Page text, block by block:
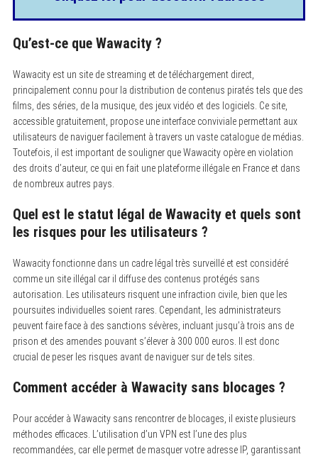
Qu’est-ce que Wawacity ?
Wawacity est un site de streaming et de téléchargement direct,
principalement connu pour la distribution de contenus piratés tels que des
films, des séries, de la musique, des jeux vidéo et des logiciels. Ce site,
accessible gratuitement, propose une interface conviviale permettant aux
utilisateurs de naviguer facilement à travers un vaste catalogue de médias.
Toutefois, il est important de souligner que Wawacity opère en violation
des droits d’auteur, ce qui en fait une plateforme illégale en France et dans
de nombreux autres pays.
Quel est le statut légal de Wawacity et quels sont
les risques pour les utilisateurs ?
Wawacity fonctionne dans un cadre légal très surveillé et est considéré
comme un site illégal car il diffuse des contenus protégés sans
autorisation. Les utilisateurs risquent une infraction civile, bien que les
poursuites individuelles soient rares. Cependant, les administrateurs
peuvent faire face à des sanctions sévères, incluant jusqu’à trois ans de
prison et des amendes pouvant s’élever à 300 000 euros. Il est donc
crucial de peser les risques avant de naviguer sur de tels sites.
Comment accéder à Wawacity sans blocages ?
Pour accéder à Wawacity sans rencontrer de blocages, il existe plusieurs
méthodes efficaces. L’utilisation d’un VPN est l’une des plus
recommandées, car elle permet de masquer votre adresse IP, garantissant